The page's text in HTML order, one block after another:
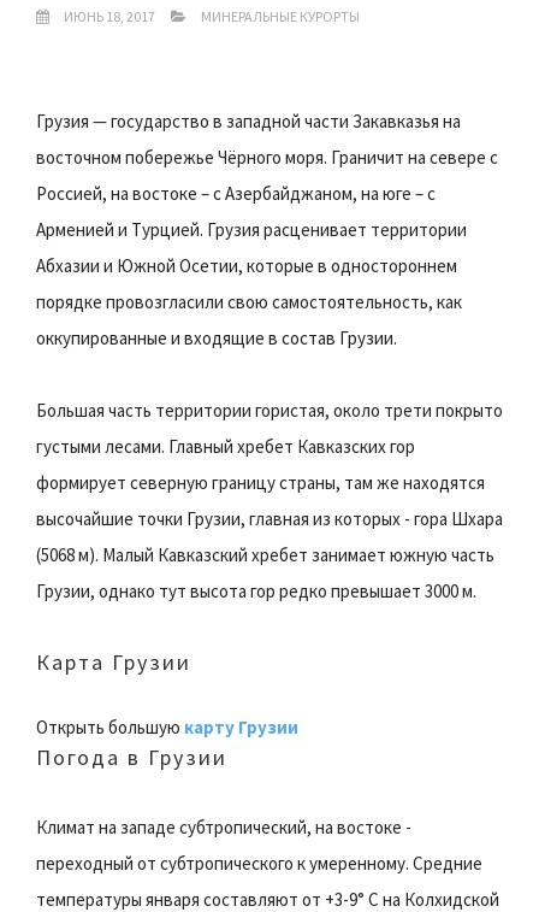
ИЮНЬ 18, 2017 МИНЕРАЛЬНЫЕ КУРОРТЫ
Грузия — государство в западной части Закавказья на
восточном побережье Чёрного моря. Граничит на севере с
Россией, на востоке – с Азербайджаном, на юге – с
Арменией и Турцией. Грузия расценивает территории
Абхазии и Южной Осетии, которые в одностороннем
порядке провозгласили свою самостоятельность, как
оккупированные и входящие в состав Грузии.
Большая часть территории гористая, около трети покрыто
густыми лесами. Главный хребет Кавказских гор
формирует северную границу страны, там же находятся
высочайшие точки Грузии, главная из которых - гора Шхара
(5068 м). Малый Кавказский хребет занимает южную часть
Грузии, однако тут высота гор редко превышает 3000 м.
Карта Грузии
Открыть большую карту Грузии
Погода в Грузии
Климат на западе субтропический, на востоке -
переходный от субтропического к умеренному. Средние
температуры января составляют от +3-9° С на Колхидской